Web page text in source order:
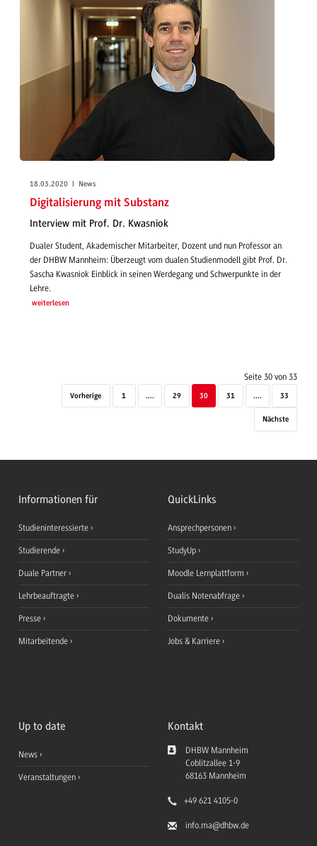
18.03.2020 | News
Digitalisierung mit Substanz
Interview mit Prof. Dr. Kwasniok
Dualer Student, Akademischer Mitarbeiter, Dozent und nun Professor an
der DHBW Mannheim: Überzeugt vom dualen Studienmodell gibt Prof. Dr.
Sascha Kwasniok Einblick in seinen Werdegang und Schwerpunkte in der
Lehre.
weiterlesen
Seite 30 von 33
Vorherige 1 .... 29 30 31 .... 33
Nächste
Informationen für
Studieninteressierte
Studierende
Duale Partner
Lehrbeauftragte
Presse
Mitarbeitende
QuickLinks
Ansprechpersonen
StudyUp
Moodle Lernplattform
Dualis Notenabfrage
Dokumente
Jobs & Karriere
Up to date
News
Veranstaltungen
Kontakt
DHBW Mannheim
Coblitzallee 1-9
68163 Mannheim
+49 621 4105-0
info.ma@dhbw.de